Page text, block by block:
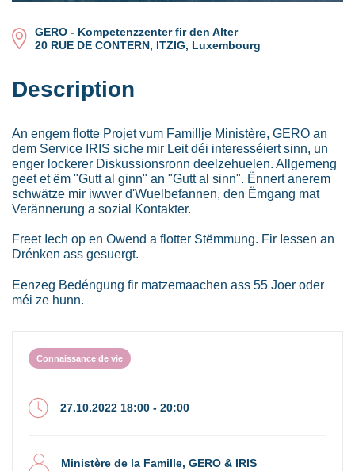
GERO - Kompetenzzenter fir den Alter
20 RUE DE CONTERN, ITZIG, Luxembourg
Description
An engem flotte Projet vum Famillje Ministère, GERO an
dem Service IRIS siche mir Leit déi interesséiert sinn, un
enger lockerer Diskussionsronn deelzehuelen. Allgemeng
geet et ëm "Gutt al ginn" an "Gutt al sinn". Ënnert anerem
schwätze mir iwwer d'Wuelbefannen, den Ëmgang mat
Verännerung a sozial Kontakter.
Freet Iech op en Owend a flotter Stëmmung. Fir Iessen an
Drénken ass gesuergt.
Eenzeg Bedéngung fir matzemaachen ass 55 Joer oder
méi ze hunn.
Connaissance de vie
27.10.2022 18:00 - 20:00
Ministère de la Famille, GERO & IRIS